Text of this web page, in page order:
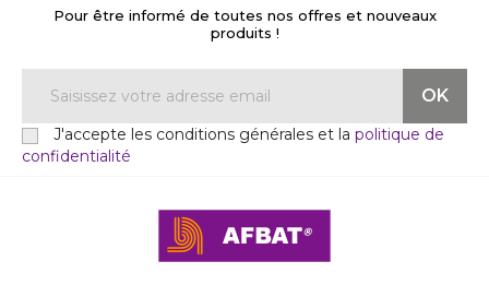
Pour être informé de toutes nos offres et nouveaux
produits !
J'accepte les conditions générales et la politique de
confidentialité